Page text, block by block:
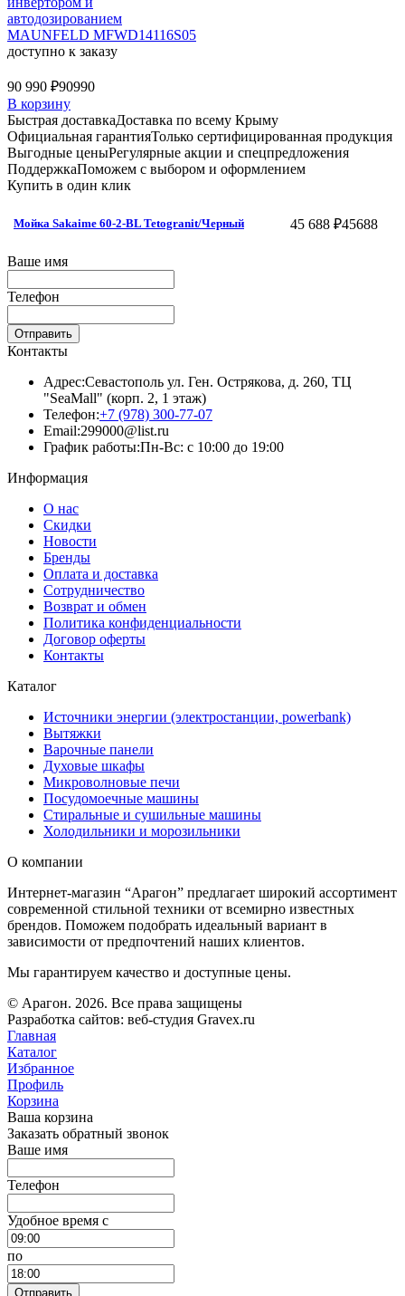
автодозированием
MAUNFELD MFWD14116S05
доступно к заказу
90 990 ₽90990
В корзину
Быстрая доставкаДоставка по всему Крыму
Официальная гарантияТолько сертифицированная продукция
Выгодные ценыРегулярные акции и спецпредложения
ПоддержкаПоможем с выбором и оформлением
Купить в один клик
Мойка Sakaime 60-2-BL Tetogranit/Черный 45 688 ₽45688
Ваше имя
Телефон
Отправить
Контакты
Адрес:Севастополь ул. Ген. Острякова, д. 260, ТЦ
"SeaMall" (корп. 2, 1 этаж)
Телефон:+7 (978) 300-77-07
Email:299000@list.ru
График работы:Пн-Вс: с 10:00 до 19:00
Информация
О нас
Скидки
Новости
Бренды
Оплата и доставка
Сотрудничество
Возврат и обмен
Политика конфиденциальности
Договор оферты
Контакты
Каталог
Источники энергии (электростанции, powerbank)
Вытяжки
Варочные панели
Духовые шкафы
Микроволновые печи
Посудомоечные машины
Стиральные и сушильные машины
Холодильники и морозильники
О компании
Интернет-магазин “Арагон” предлагает широкий ассортимент
современной стильной техники от всемирно известных
брендов. Поможем подобрать идеальный вариант в
зависимости от предпочтений наших клиентов.
Мы гарантируем качество и доступные цены.
© Арагон. 2026. Все права защищены
Разработка сайтов: веб-студия Gravex.ru
Главная
Каталог
Избранное
Профиль
Корзина
Ваша корзина
Заказать обратный звонок
Ваше имя
Телефон
Удобное время c
по
Отправить